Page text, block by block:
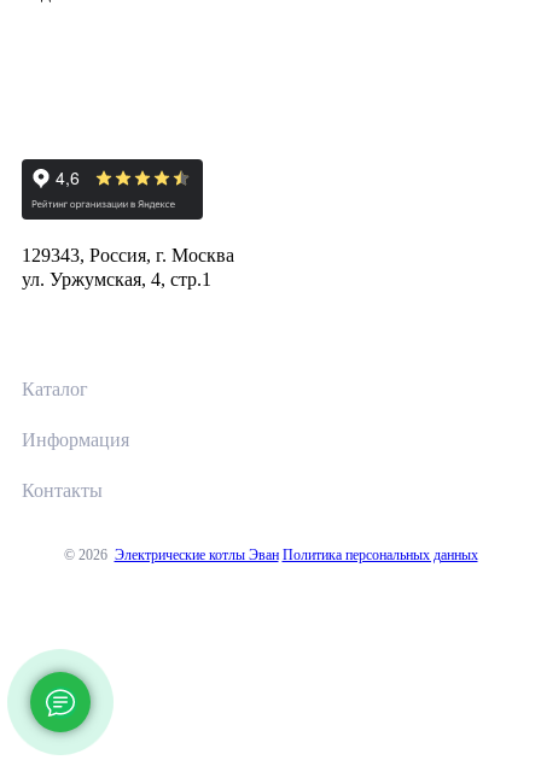
129343, Россия, г. Москва
ул. Уржумская, 4, стр.1
Каталог
Информация
Контакты
© 2026 Электрические котлы Эван Политика персональных данных